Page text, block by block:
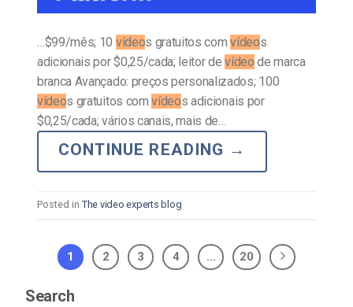
…$99/mês; 10 vídeos gratuitos comvídeos
adicionais por $0,25/cada; leitor devídeo de marca
branca Avançado: preços personalizados; 100
vídeos gratuitos comvídeos adicionais por
$0,25/cada; vários canais, mais de…
CONTINUE READING →
Posted in The video experts blog
1 2 3 4 … 20
Search